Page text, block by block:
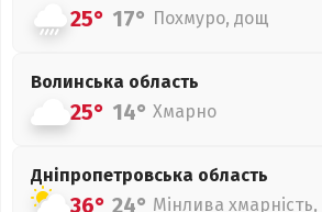
25° 17° Похмуро, дощ
Волинська область
25° 14° Хмарно
Дніпропетровська область
36° 24° Мінлива